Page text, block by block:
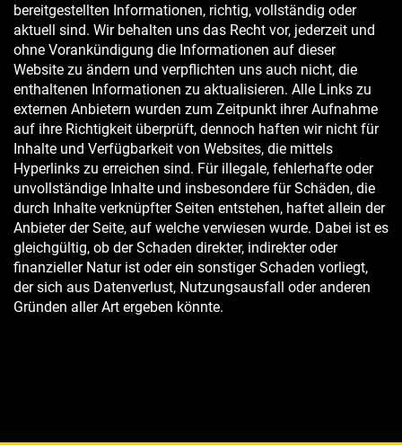
bereitgestellten Informationen, richtig, vollständig oder
aktuell sind. Wir behalten uns das Recht vor, jederzeit und
ohne Vorankündigung die Informationen auf dieser
Website zu ändern und verpflichten uns auch nicht, die
enthaltenen Informationen zu aktualisieren. Alle Links zu
externen Anbietern wurden zum Zeitpunkt ihrer Aufnahme
auf ihre Richtigkeit überprüft, dennoch haften wir nicht für
Inhalte und Verfügbarkeit von Websites, die mittels
Hyperlinks zu erreichen sind. Für illegale, fehlerhafte oder
unvollständige Inhalte und insbesondere für Schäden, die
durch Inhalte verknüpfter Seiten entstehen, haftet allein der
Anbieter der Seite, auf welche verwiesen wurde. Dabei ist es
gleichgültig, ob der Schaden direkter, indirekter oder
finanzieller Natur ist oder ein sonstiger Schaden vorliegt,
der sich aus Datenverlust, Nutzungsausfall oder anderen
Gründen aller Art ergeben könnte.